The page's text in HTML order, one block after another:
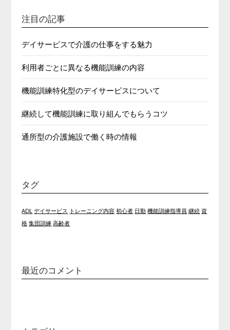
注目の記事
デイサービスで介護の仕事をする魅力
利用者ごとに異なる機能訓練の内容
機能訓練特化型のデイサービスについて
継続して機能訓練に取り組んでもらうコツ
通所型の介護施設で働く時の情報
タグ
ADL デイサービス トレーニング内容 初心者 日勤 機能訓練指導員 継続 資
格 集団訓練 高齢者
最近のコメント